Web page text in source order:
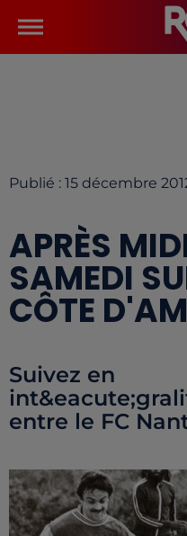
Publié : 15 décembre
APRÈS
SAMEDI
CÔTE
Suivez en
entre le FC